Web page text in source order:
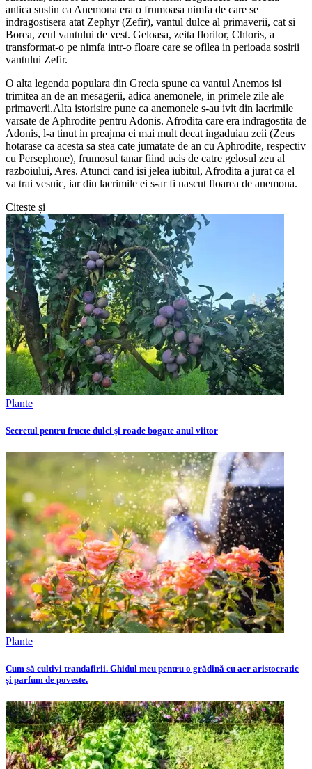
antica sustin ca Anemona era o frumoasa nimfa de care se
indragostisera atat Zephyr (Zefir), vantul dulce al primaverii, cat si
Borea, zeul vantului de vest. Geloasa, zeita florilor, Chloris, a
transformat-o pe nimfa intr-o floare care se ofilea in perioada sosirii
vantului Zefir.
O alta legenda populara din Grecia spune ca vantul Anemos isi
trimitea an de an mesagerii, adica anemonele, in primele zile ale
primaverii.Alta istorisire pune ca anemonele s-au ivit din lacrimile
varsate de Aphrodite pentru Adonis. Afrodita care era indragostita de
Adonis, l-a tinut in preajma ei mai mult decat ingaduiau zeii (Zeus
hotarase ca acesta sa stea cate jumatate de an cu Aphrodite, respectiv
cu Persephone), frumosul tanar fiind ucis de catre gelosul zeu al
razboiului, Ares. Atunci cand isi jelea iubitul, Afrodita a jurat ca el
va trai vesnic, iar din lacrimile ei s-ar fi nascut floarea de anemona.
Citește și
Plante
Secretul pentru fructe dulci și roade bogate anul viitor
Plante
Cum să cultivi trandafirii. Ghidul meu pentru o grădină cu aer aristocratic
și parfum de poveste.